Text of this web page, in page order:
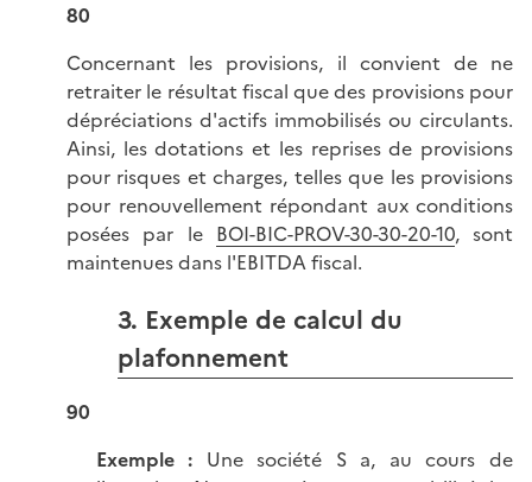
80
Concernant les provisions, il convient de ne
retraiter le résultat fiscal que des provisions pour
dépréciations d'actifs immobilisés ou circulants.
Ainsi, les dotations et les reprises de provisions
pour risques et charges, telles que les provisions
pour renouvellement répondant aux conditions
posées par le BOI-BIC-PROV-30-30-20-10, sont
maintenues dans l'EBITDA fiscal.
3. Exemple de calcul du
plafonnement
90
Exemple : Une société S a, au cours de